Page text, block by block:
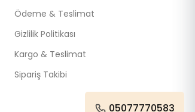
Ödeme & Teslimat
Gizlilik Politikası
Kargo & Teslimat
Sipariş Takibi
05077770583